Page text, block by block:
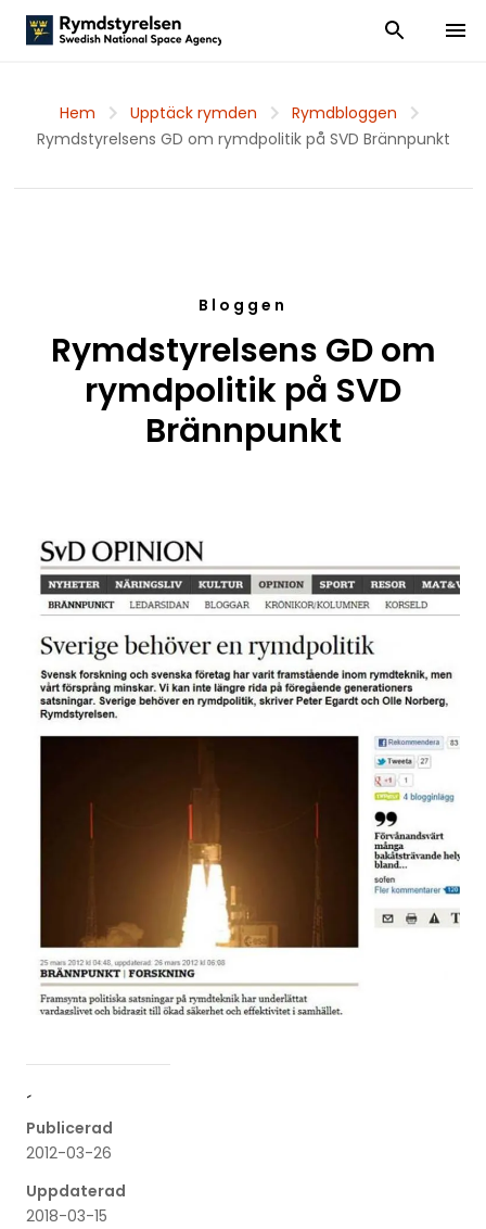
Visa och dölj
Visa
Hem Upptäck rymden
Rymdbloggen
Rymdstyrelsens GD om rymdpolitik på SVD Brännpunkt
Bloggen
Rymdstyrelsens GD om
rymdpolitik på SVD
Brännpunkt
´
Publicerad
2012-03-26
Uppdaterad
2018-03-15